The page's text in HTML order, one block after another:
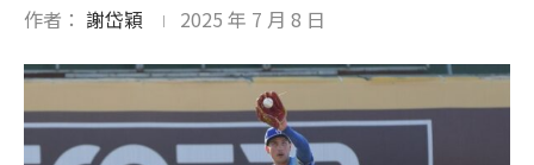
作者： 謝岱穎 2025 年 7 月 8 日